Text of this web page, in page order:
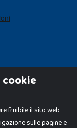
o utilizzo non
i loghi, marchi,
rispettivi titolari.
da quanto esposto in
fruibile il sito web
sulle pagine e